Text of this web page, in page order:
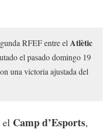
RFEF entre el Atlètic
el pasado domingo 19
una victoria ajustada del
el Camp d’Esports,